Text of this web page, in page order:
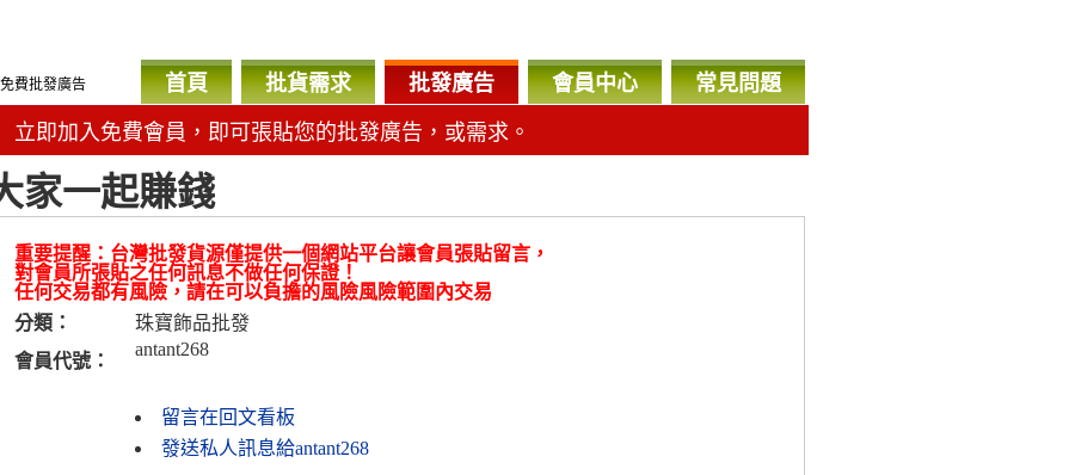
免費批發廣告 首頁 批貨需求 批發廣告 會員中心 常見問題
立即加入免費會員，即可張貼您的批發廣告，或需求。
家一起賺錢
重要提醒：台灣批發貨源僅提供一個網站平台讓會員張貼留言，
對會員所張貼之任何訊息不做任何保證！
任何交易都有風險，請在可以負擔的風險風險範圍內交易
分類：
珠寶飾品批發
會員代號：
antant268
留言在回文看板
發送私人訊息給antant268